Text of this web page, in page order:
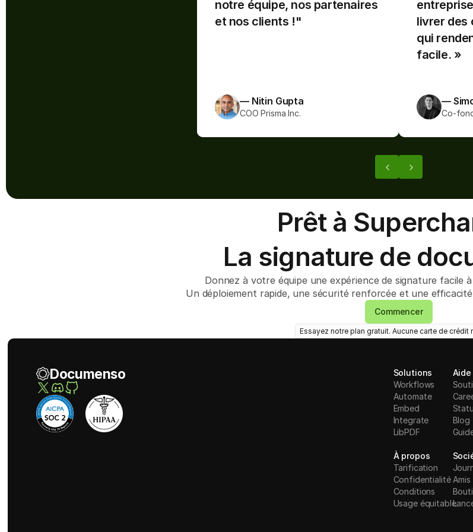
construire pour les entreprises et
continuent de livrer des choses
notre équipe, nos partenaires
et nos clients !"
— Nitin Gupta
COO Prisma Inc.
construire
plus facile.
livrer des
qui
facile. »
—
Co-
Prêt à
La signature de
Donnez à votre équipe une expérience de signature facile
Un déploiement rapide, une sécurité renforcée et une
Commencer
Essayez notre plan gratuit. Aucune carte de crédit
Documenso
Solutions
Workflows
Automate
Embed
Integrate
LibPDF
Blog
À propos
Tarification
Confidentialité
Conditions
Usage équitable
Amis